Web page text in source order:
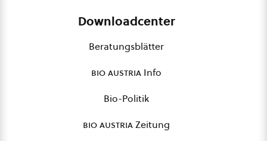
Downloadcenter
Beratungsblätter
bio austria Info
Bio-Politik
bio austriaZeitung